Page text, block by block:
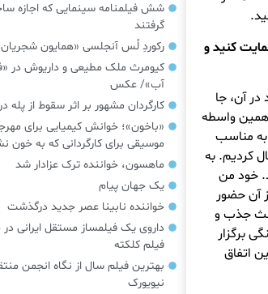
کنید و
آن، جا
واسطه
به مناسب
کردیم. به
خود من
آن حضور
جذب و
برگزار
اتفاق
شش فیلمنامه سینمایی که اجازه
گرفتند
رکوردِ لُس آنجلسی «همایون
کیومرث ملک مطیعی و داریوش در
آب»/ عکس
کارگردان مشهور بر اثر سقوط از
«باخون»‌؛ خوانش کیمیایی برای
موسیقی برای کارگردانی که به
ماهسون، خواننده ترک عزادار شد
یک جهان پیام
خواننده نابینا عصر جدید درگذشت
داروی یک فیلمساز مستقل ایرانی در
فیلم کلکته
بهترین فیلم سال از نگاه انجمن
نیویورک